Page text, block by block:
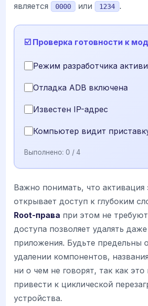
является
0000 или 1234 .
☑️ Проверка готовности к
Режим разработчика
Отладка ADB включена
Известен IP-адрес
Компьютер видит
Выполнено: 0 / 4
Важно понимать, что активация
открывает доступ к глубоким
Root-права при этом не
доступа позволяет удалять
приложения. Будьте предельны
удалении компонентов,
ни о чем не говорят, так как
привести к циклической
устройства.